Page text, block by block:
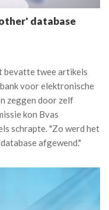
database
bevatte twee artikels
voor elektronische
zeggen door zelf
kon Bvas
schrapte. "Zo werd het
afgewend."